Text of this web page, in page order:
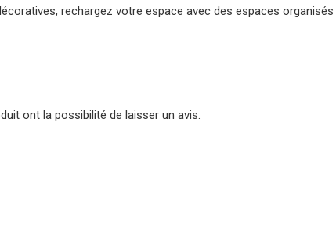
rechargez votre espace avec des espaces
ont la possibilité de laisser un avis.